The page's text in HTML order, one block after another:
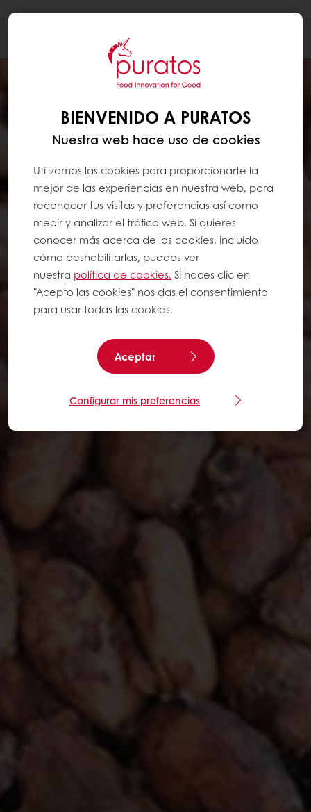
BIENVENIDO A PURATOS
Nuestra web hace uso de cookies
Utilizamos las cookies para proporcionarte la
mejor de las experiencias en nuestra web, para
reconocer tus visitas y preferencias así como
medir y analizar el tráfico web. Si quieres
conocer más acerca de las cookies, incluído
cómo deshabilitarlas, puedes ver
nuestra política de cookies. Si haces clic en
"Acepto las cookies" nos das el consentimiento
para usar todas las cookies.
Aceptar
Configurar mis preferencias